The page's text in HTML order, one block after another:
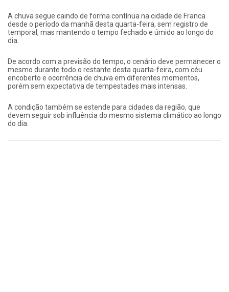
A chuva segue caindo de forma contínua na cidade de Franca
desde o período da manhã desta quarta-feira, sem registro de
temporal, mas mantendo o tempo fechado e úmido ao longo do
dia.
De acordo com a previsão do tempo, o cenário deve permanecer o
mesmo durante todo o restante desta quarta-feira, com céu
encoberto e ocorrência de chuva em diferentes momentos,
porém sem expectativa de tempestades mais intensas.
A condição também se estende para cidades da região, que
devem seguir sob influência do mesmo sistema climático ao longo
do dia.